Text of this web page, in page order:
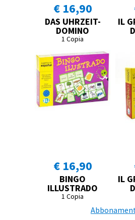
€ 16,90
DAS UHRZEIT-
DOMINO
1 Copia
IL
€ 16,90
BINGO
ILLUSTRADO
1 Copia
IL